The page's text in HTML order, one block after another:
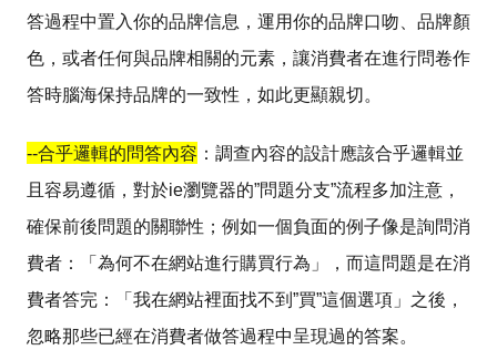
答過程中置入你的品牌信息，運用你的品牌口吻、品牌顏
色，或者任何與品牌相關的元素，讓消費者在進行問卷作
答時腦海保持品牌的一致性，如此更顯親切。
--合乎邏輯的問答內容 ：調查內容的設計應該合乎邏輯並
且容易遵循，對於ie瀏覽器的”問題分支”流程多加注意，
確保前後問題的關聯性；例如一個負面的例子像是詢問消
費者：「為何不在網站進行購買行為」，而這問題是在消
費者答完：「我在網站裡面找不到 ”買”這個選項」之後，
忽略那些已經在消費者做答過程中呈現過的答案。